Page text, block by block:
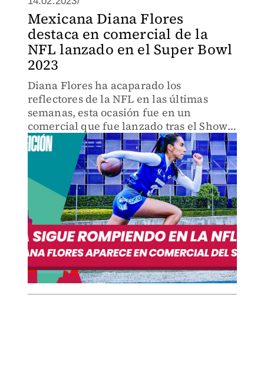
Mexicana Diana Flores
destaca en comercial de la
NFL lanzado en el Super Bowl
2023
Diana Flores ha acaparado los
reflectores de la NFL en las últimas
semanas, esta ocasión fue en un
comercial que fue lanzado tras el Show
de Medio Tiempo del Super Bowl LVII.